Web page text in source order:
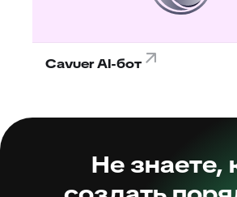
Cavuer AI-бот
Не знаете,